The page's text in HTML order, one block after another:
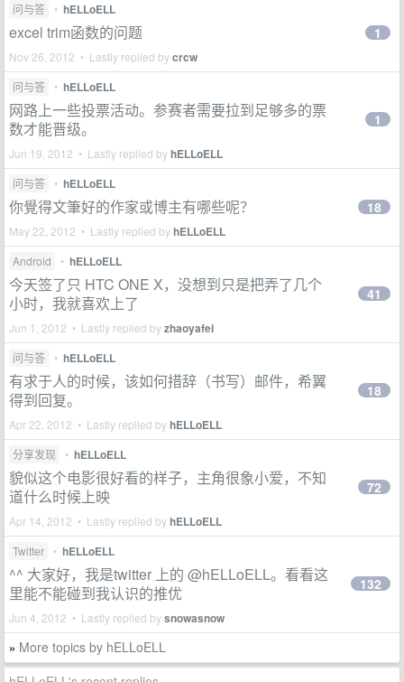
问与答 • hELLoELL
excel trim函数的问题
Nov 26, 2012 • Lastly replied bycrcw
1
问与答 • hELLoELL
网路上一些投票活动。参赛者需要拉到足够多的票
数才能晋级。
Jun 19, 2012 • Lastly replied byhELLoELL
1
问与答 • hELLoELL
你覺得文筆好的作家或博主有哪些呢？
May 22, 2012 • Lastly replied byhELLoELL
18
Android • hELLoELL
今天签了只 HTC ONE X，没想到只是把弄了几个
小时，我就喜欢上了
Jun 1, 2012 • Lastly replied byzhaoyafei
41
问与答 • hELLoELL
有求于人的时候，该如何措辞（书写）邮件，希翼
得到回复。
Apr 22, 2012 • Lastly replied byhELLoELL
18
分享发现 • hELLoELL
貌似这个电影很好看的样子，主角很象小爱，不知
道什么时候上映
Apr 14, 2012 • Lastly replied byhELLoELL
72
Twitter • hELLoELL
^^ 大家好，我是twitter 上的 @hELLoELL。看看这
里能不能碰到我认识的推优
Jun 4, 2012 • Lastly replied bysnowasnow
132
» More topics by hELLoELL